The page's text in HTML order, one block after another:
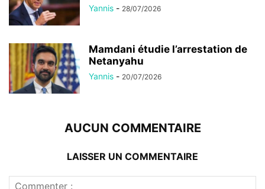
Yannis - 28/07/2026
Mamdani étudie l’arrestation de
Netanyahu
Yannis - 20/07/2026
AUCUN COMMENTAIRE
LAISSER UN COMMENTAIRE